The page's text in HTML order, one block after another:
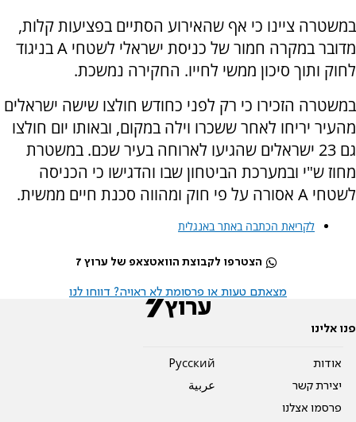
במשטרה ציינו כי אף שהאירוע הסתיים בפציעות קלות,
מדובר במקרה חמור של כניסת ישראלי לשטחי A בניגוד
לחוק ותוך סיכון ממשי לחייו. החקירה נמשכת.
במשטרה הזכירו כי רק לפני כחודש חולצו שישה ישראלים
מהעיר יריחו לאחר ששכרו וילה במקום, ובאותו יום חולצו
גם 23 ישראלים שהגיעו לארוחה בעיר שכם. במשטרת
מחוז ש"י ובמערכת הביטחון שבו והדגישו כי הכניסה
לשטחי A אסורה על פי חוק ומהווה סכנת חיים ממשית.
לקריאת הכתבה באתר באנגלית
הצטרפו לקבוצת הוואטצאפ של ערוץ 7
מצאתם טעות או פרסומת לא ראויה? דווחו לנו
פנו אלינו
אודות
יצירת קשר
פרסמו אצלנו
Pусский
عربية